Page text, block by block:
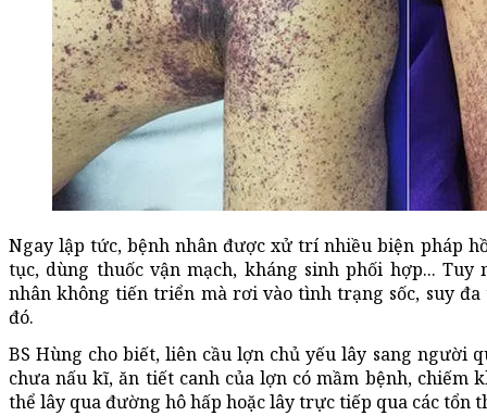
Ngay lập tức, bệnh nhân được xử trí nhiều biện pháp
tục, dùng thuốc vận mạch, kháng sinh phối hợp...
nhân không tiến triển mà rơi vào tình trạng sốc, suy
đó.
BS Hùng cho biết, liên cầu lợn chủ yếu lây sang người
chưa nấu kĩ, ăn tiết canh của lợn có mầm bệnh, chiếm
thể lây qua đường hô hấp hoặc lây trực tiếp qua các tổn